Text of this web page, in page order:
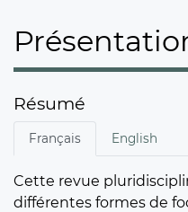
Résumé
Français English
Cette revue
différentes formes de